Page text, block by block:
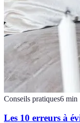
Conseils pratiques6 min
Les 10 erreurs à